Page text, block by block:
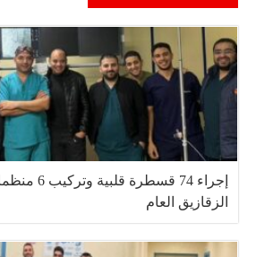
إجراء 74 قسطرة
الزقازيق العام